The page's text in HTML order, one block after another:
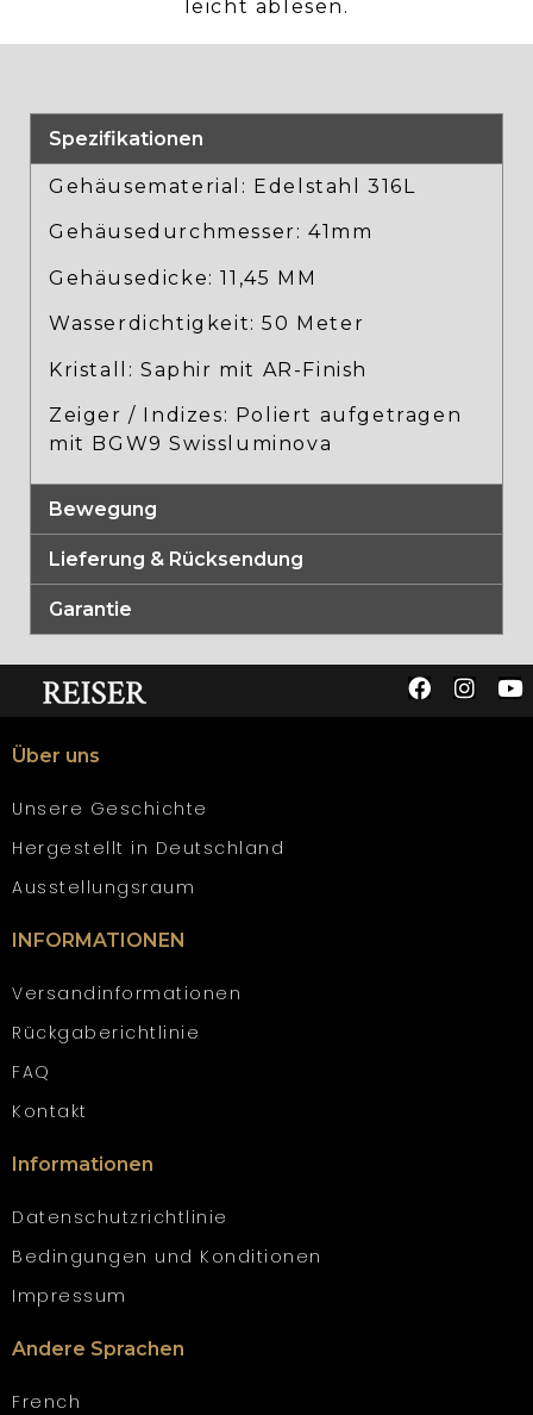
leicht ablesen.
Spezifikationen
Gehäusematerial: Edelstahl 316L
Gehäusedurchmesser: 41mm
Gehäusedicke: 11,45 MM
Wasserdichtigkeit: 50 Meter
Kristall: Saphir mit AR-Finish
Zeiger / Indizes: Poliert aufgetragen
mit BGW9 Swissluminova
Bewegung
Lieferung & Rücksendung
Garantie
Über uns
Unsere Geschichte
Hergestellt in Deutschland
Ausstellungsraum
INFORMATIONEN
Versandinformationen
Rückgaberichtlinie
FAQ
Kontakt
Informationen
Datenschutzrichtlinie
Bedingungen und Konditionen
Impressum
Andere Sprachen
French